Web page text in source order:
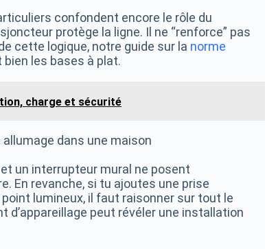
confondent encore le rôle du
protège la ligne. Il ne “renforce” pas
cette logique, notre guide sur la norme
bien les bases à plat.
charge et sécurité
un interrupteur mural ne posent
En revanche, si tu ajoutes une prise
lumineux, il faut raisonner sur tout le
d’appareillage peut révéler une installation